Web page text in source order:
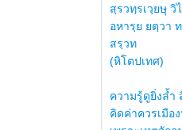
สฺรวทฺรเวฺยษุ
อหารฺย ยตฺวา
สรฺวท
(หิโตปเทศ)
ความรู้ดูยิ่งล้ำ
คิดค่าควรเมือ